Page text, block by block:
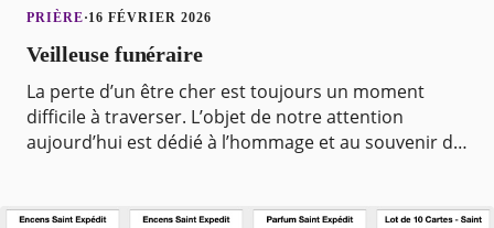
PRIÈRE·16 FÉVRIER 2026
Veilleuse funéraire
La perte d’un être cher est toujours un moment
difficile à traverser. L’objet de notre attention
aujourd’hui est dédié à l’hommage et au souvenir de